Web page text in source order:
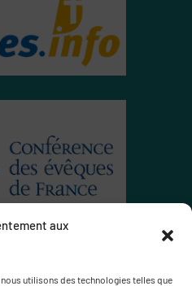
aux
utilisons des technologies telles que